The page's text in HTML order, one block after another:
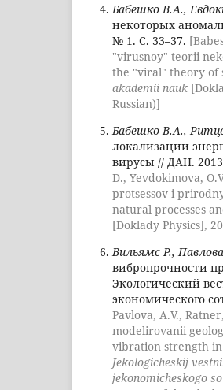
Бабешко В.А.,
некоторых
№ 1. С. 33–37.
"virusnoy" teorii
the "viral" theory of
akademii nauk
Russian)]
Бабешко В.А.,
локализации
вирусы // ДАН.
D., Yevdokimova,
protsessov i
natural processes
[Doklady Physics],
Вильямс Р.,
вибропрочности
Экологический
экономического
Pavlova, A.V.,
modelirovanii
vibration strength
Jekologicheskij
jekonomicheskogo